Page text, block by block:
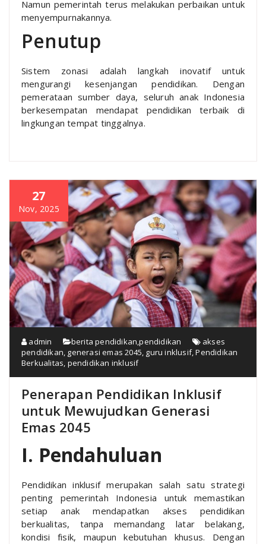
Namun pemerintah terus melakukan perbaikan untuk
menyempurnakannya.
Penutup
Sistem zonasi adalah langkah inovatif untuk
mengurangi kesenjangan pendidikan. Dengan
pemerataan sumber daya, seluruh anak Indonesia
berkesempatan mendapat pendidikan terbaik di
lingkungan tempat tinggalnya.
27
Nov, 2025
admin berita pendidikan,pendidikan
akses
pendidikan, generasi emas 2045, guru inklusif,Pendidikan
Berkualitas, pendidikan inklusif
Penerapan Pendidikan Inklusif
untuk Mewujudkan Generasi
Emas 2045
I. Pendahuluan
Pendidikan inklusif merupakan salah satu strategi
penting pemerintah Indonesia untuk memastikan
setiap anak mendapatkan akses pendidikan
berkualitas, tanpa memandang latar belakang,
kondisi fisik, maupun kebutuhan khusus. Dengan